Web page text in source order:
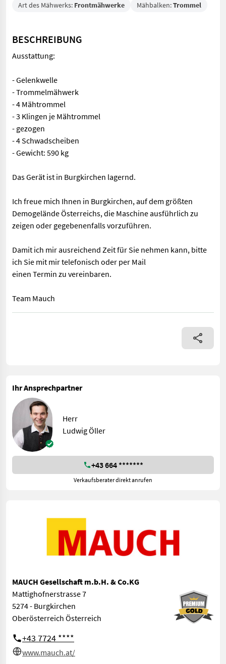
Art des Mähwerks: Frontmähwerke Mähbalken:Trommel
BESCHREIBUNG
Ausstattung:
- Gelenkwelle
- Trommelmähwerk
- 4 Mähtrommel
- 3 Klingen je Mähtrommel
- gezogen
- 4 Schwadscheiben
- Gewicht: 590 kg
Das Gerät ist in Burgkirchen lagernd.
Ich freue mich Ihnen in Burgkirchen, auf dem größten
Demogelände Österreichs, die Maschine ausführlich zu
zeigen oder gegebenenfalls vorzuführen.
Damit ich mir ausreichend Zeit für Sie nehmen kann, bitte
ich Sie mit mir telefonisch oder per Mail
einen Termin zu vereinbaren.
Team Mauch
Ausstattung: - Gelenkwelle - Trommelmähwerk - 4
Ihr Ansprechpartner
Herr
Ludwig Öller
+43 664 *******
Verkaufsberater direkt anrufen
MAUCH Gesellschaft m.b.H. & Co.KG
Mattighofnerstrasse 7
5274 - Burgkirchen
Oberösterreich Österreich
+43 7724 ****
www.mauch.at/